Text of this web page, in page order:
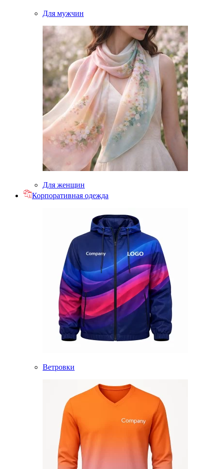
Для мужчин
Для женщин
Корпоративная одежда
Ветровки